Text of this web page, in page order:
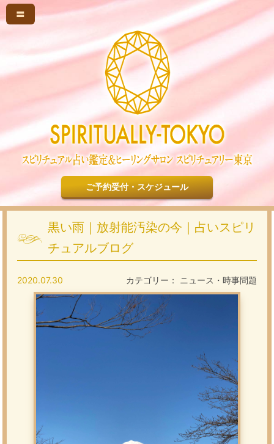
〓
ご予約受付・スケジュール
黒い雨｜放射能汚染の今｜占いスピリ
チュアルブログ
カテゴリー： ニュース・時事問題
2020.07.30